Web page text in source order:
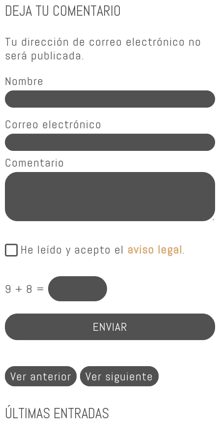
DEJA TU COMENTARIO
Tu dirección de correo electrónico no
será publicada.
Nombre
Correo electrónico
Comentario
He leído y acepto el aviso legal.
9 + 8 =
Ver anterior Ver siguiente
ÚLTIMAS ENTRADAS